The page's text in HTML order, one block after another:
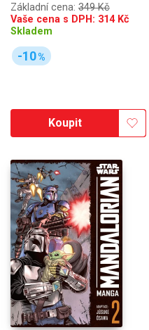
Základní cena: 349 Kč
Vaše cena s DPH: 314Kč
Skladem
-10%
Koupit